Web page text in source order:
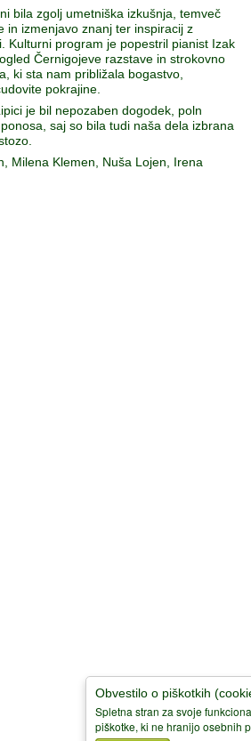
bila zgolj umetniška izkušnja, temveč
in izmenjavo znanj ter inspiracij z
Kulturni program je popestril pianist Izak
Černigojeve razstave in strokovno
ki sta nam približala bogastvo,
pokrajine.
je bil nepozaben dogodek, poln
saj so bila tudi naša dela izbrana
Milena Klemen, Nuša Lojen, Irena
Obvestilo o piškotkih
Spletna stran za svoje
piškotke, ki ne hranijo osebnih